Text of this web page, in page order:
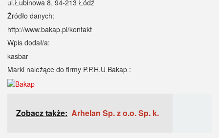
ul.Łubinowa 8, 94-213 Łódź
Źródło danych:
http://www.bakap.pl/kontakt
Wpis dodał/a:
kasbar
Marki należące do firmy P.P.H.U Bakap :
Zobacz także: Arhelan Sp. z o.o. Sp. k.